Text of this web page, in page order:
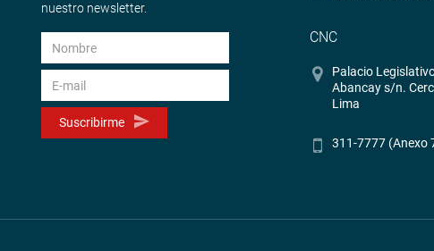
nuestro newsletter.
Suscribirme
CNC
Palacio
Abancay s/n.
Lima
311-7777 (Anexo